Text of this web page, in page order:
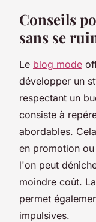
Conseils
sans se
Le blog mode
développer un
respectant un
consiste à
abordables.
en promotion ou
l'on peut
moindre coût.
permet
impulsives.